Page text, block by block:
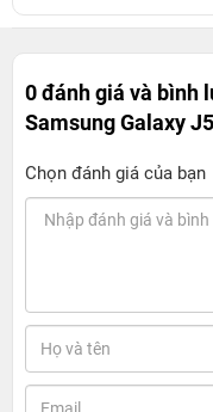
0 đánh giá và bình
Samsung Galaxy
Chọn đánh giá của bạn